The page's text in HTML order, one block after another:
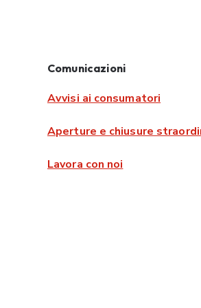
Comunicazioni
Avvisi ai consumatori
Aperture e chiusure
Lavora con noi